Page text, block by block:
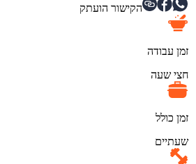
הקישור הועתק
זמן עבודה
חצי שעה
זמן כולל
שעתיים